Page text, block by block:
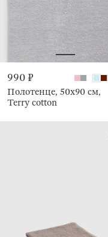
990 ₽
Полотенце, 50х90 см,
Terry cotton